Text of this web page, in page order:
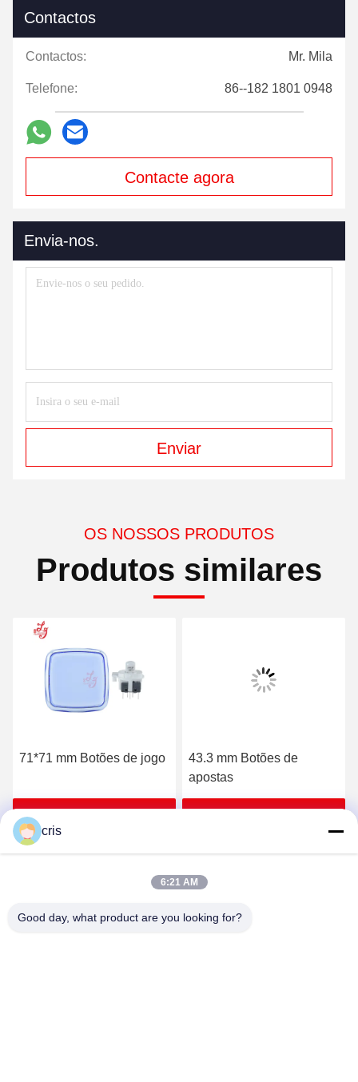
Contactos
Contactos: Mr. Mila
Telefone: 86--182 1801 0948
Contacte agora
Envia-nos.
Enviar
OS NOSSOS PRODUTOS
Produtos similares
71*71 mm Botões de jogo
Obtenha o melhor preço
43.3 mm Botões de
apostas
cris
6:21 AM
Good day, what product are you looking for?